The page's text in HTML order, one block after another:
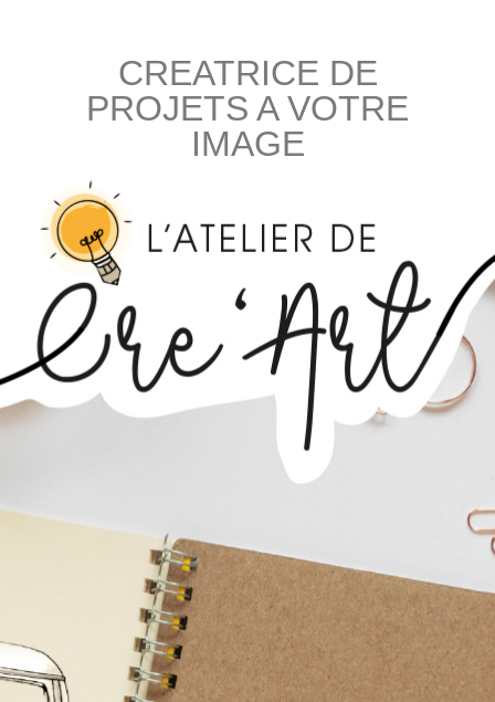
CREATRICE DE
PROJETS A VOTRE
IMAGE